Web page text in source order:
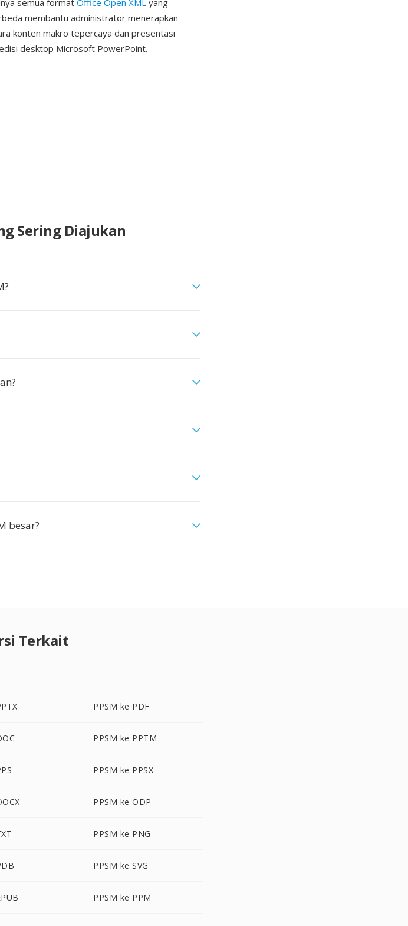
semua formatOffice Open XML yang
membantu administrator menerapkan
konten makro tepercaya dan presentasi
desktop Microsoft PowerPoint.
Sering Diajukan
besar?
Terkait
PPSM ke PDF
PPSM ke PPTM
PPSM ke PPSX
PPSM ke ODP
PPSM ke PNG
PPSM ke SVG
PPSM ke PPM